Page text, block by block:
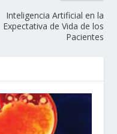
Inteligencia Artificial en la
Expectativa de Vida de los
Pacientes